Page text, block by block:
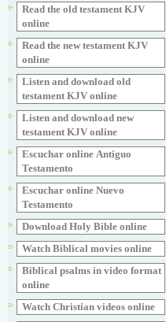
Read the old testament KJV
online
Read the new testament KJV
online
Listen and download old
testament KJV online
Listen and download new
testament KJV online
Escuchar online Аntiguo
Testamento
Escuchar online Nuevo
Testamento
Download Holy Bible online
Watch Biblical movies online
Biblical psalms in video format
online
Watch Christian videos online